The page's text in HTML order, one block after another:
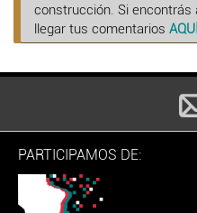
construcción. Si encontrás
llegar tus comentarios AQUÍ
PARTICIPAMOS DE: